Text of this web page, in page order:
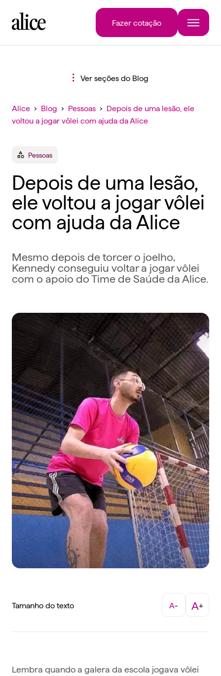
Fazer cotação
Ver seções do Blog
Alice › Blog › Pessoas › Depois de uma lesão, ele
voltou a jogar vôlei com ajuda da Alice
Pessoas
Depois de uma lesão,
ele voltou a jogar vôlei
com ajuda da Alice
Mesmo depois de torcer o joelho,
Kennedy conseguiu voltar a jogar vôlei
com o apoio do Time de Saúde da Alice.
Tamanho do texto A- A+
Lembra quando a galera da escola jogava vôlei